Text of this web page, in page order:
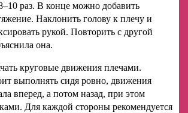
раз. В конце можно добавить
Наклонить голову к плечу и
рукой. Повторить с другой
она.
круговые движения плечами.
выполнять сидя ровно, движения
вперед, а потом назад, при этом
Для каждой стороны рекомендуется